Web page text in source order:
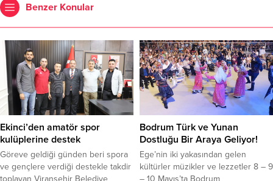
Benzer Konular
Ekinci’den amatör spor
kulüplerine destek
Göreve geldiği günden beri spora
ve gençlere verdiği destekle takdir
toplayan Viranşehir Belediye
Bodrum Türk ve Yunan
Dostluğu Bir Araya Geliyor!
Ege’nin iki yakasından gelen
kültürler müzikler ve lezzetler 8 – 9
– 10 Mayıs’ta Bodrum